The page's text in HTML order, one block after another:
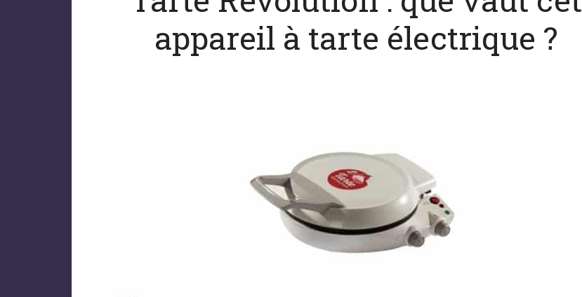
appareil à tarte électrique ?